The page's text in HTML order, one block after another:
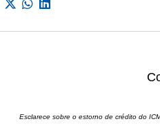
Esclarece sobre o estorno de crédito do